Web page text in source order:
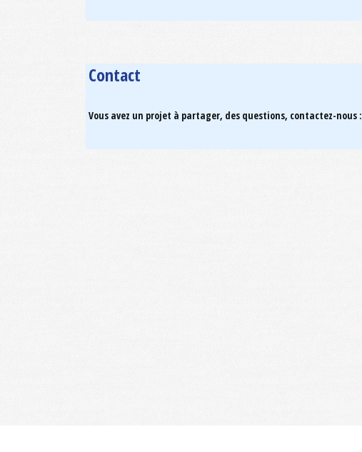
Contact
Vous avez un projet à partager, des questions, contactez-nous :